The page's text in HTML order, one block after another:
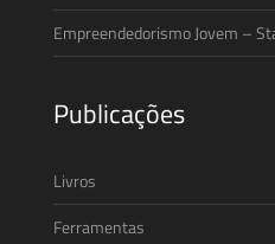
Empreendedorismo Jovem –
Publicações
Livros
Ferramentas